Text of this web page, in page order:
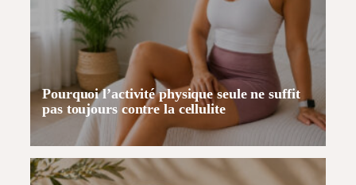
Pourquoi l’activité physique seule ne suffit
pas toujours contre la cellulite